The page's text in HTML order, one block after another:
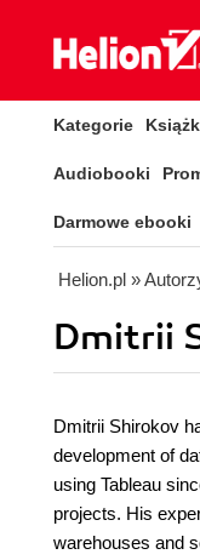
Kategorie
Audiobooki
Darmowe ebooki
Helion.pl »
Dmitrii
Dmitrii Shirokov
development of data-
using Tableau
projects. His
warehouses and